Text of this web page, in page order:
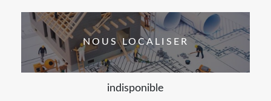
NOUS LOCALISER
indisponible